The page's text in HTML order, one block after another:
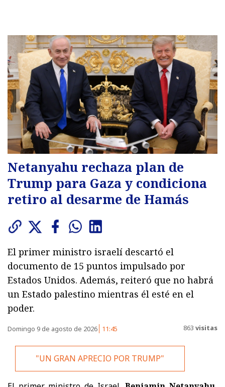
Netanyahu rechaza plan de
Trump para Gaza y condiciona
retiro al desarme de Hamás
El primer ministro israelí descartó el
documento de 15 puntos impulsado por
Estados Unidos. Además, reiteró que no habrá
un Estado palestino mientras él esté en el
poder.
Domingo 9 de agosto de 2026 11:45 863 visitas
"UN GRAN APRECIO POR TRUMP"